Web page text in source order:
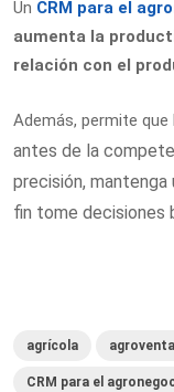
Un CRM para el
aumenta la
relación con el
Además, permite que
antes de la
precisión, mantenga
fin tome decisiones
agrícola
CRM para el